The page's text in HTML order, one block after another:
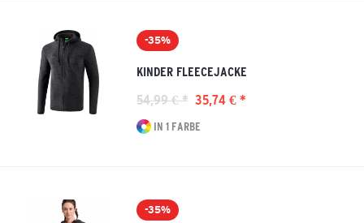
-35%
KINDER FLEECEJACKE
54,99 € * 35,74 € *
IN 1 FARBE
-35%